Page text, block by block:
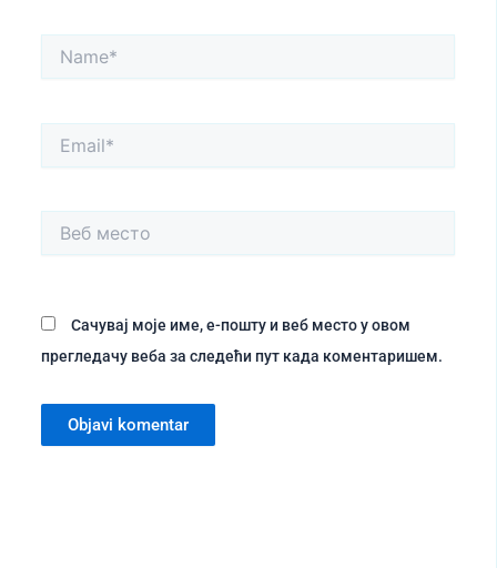
Name*
Email*
Веб
место
Сачувај моје име, е-пошту и веб место у овом
прегледачу веба за следећи пут када коментаришем.